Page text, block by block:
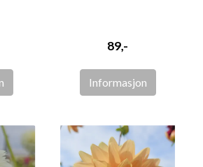
89,-
Informasjon